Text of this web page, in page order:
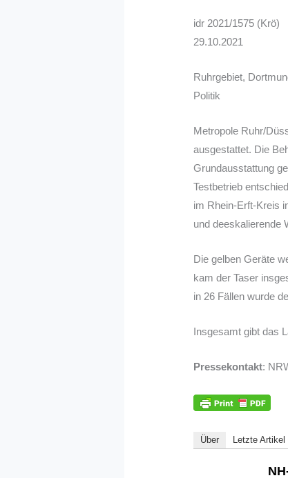
idr 2021/1575 (Krö)
29.10.2021
Ruhrgebiet,
Politik
Metropole Ruhr/
ausgestattet. Die
Grundausstattung
Testbetrieb
im Rhein-Erft-Kreis
und deeskalierende
Die gelben Geräte
kam der Taser
in 26 Fällen wurde
Insgesamt gibt das
Pressekontakt:
Über Letzte Artikel